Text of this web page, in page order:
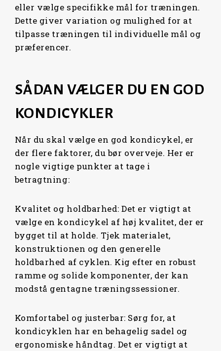
eller vælge specifikke mål for træningen.
Dette giver variation og mulighed for at
tilpasse træningen til individuelle mål og
præferencer.
SÅDAN VÆLGER DU EN GOD
KONDICYKLER
Når du skal vælge en god kondicykel, er
der flere faktorer, du bør overveje. Her er
nogle vigtige punkter at tage i
betragtning:
Kvalitet og holdbarhed: Det er vigtigt at
vælge en kondicykel af høj kvalitet, der er
bygget til at holde. Tjek materialet,
konstruktionen og den generelle
holdbarhed af cyklen. Kig efter en robust
ramme og solide komponenter, der kan
modstå gentagne træningssessioner.
Komfortabel og justerbar: Sørg for, at
kondicyklen har en behagelig sadel og
ergonomiske håndtag. Det er vigtigt at